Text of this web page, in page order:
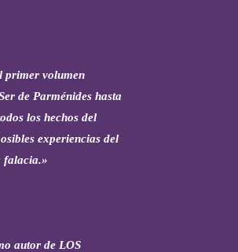
primer volumen
de Parménides hasta
los hechos del
experiencias del
falacia.»
autor de LOS